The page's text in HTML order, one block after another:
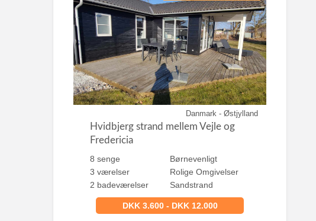
Danmark - Østjylland
Hvidbjerg strand mellem Vejle og
Fredericia
8 senge
3 værelser
2 badeværelser
Børnevenligt
Rolige Omgivelser
Sandstrand
DKK 3.600 - DKK 12.000